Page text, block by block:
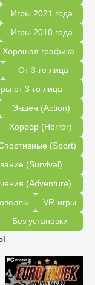
Игры 2021 года
Игры 2018 года
Хорошая графика
От 3-го лица
от 3-го лица
Экшен (Action)
Хоррор (Horror)
(Sport)
(Survival)
(Adventure)
VR-игры
Без установки